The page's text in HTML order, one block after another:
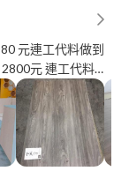
元連工代料做到
元 連工代料做
丈量 。售後保固